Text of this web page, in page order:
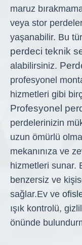
maruz
veya stor
yaşanabilir. Bu
perdeci teknik
alabilirsiniz.
profesyonel
hizmetleri gibi
Profesyonel
perdelerinizin
uzun ömürlü
mekanınıza ve
hizmetleri sunar.
benzersiz ve
sağlar.Ev ve
ışık kontrolü,
önünde